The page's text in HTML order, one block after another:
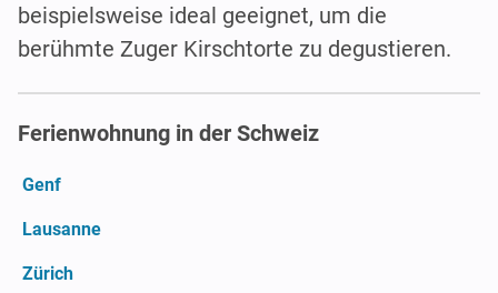
beispielsweise ideal geeignet, um die
berühmte Zuger Kirschtorte zu degustieren.
Ferienwohnung in der Schweiz
Genf
Lausanne
Zürich